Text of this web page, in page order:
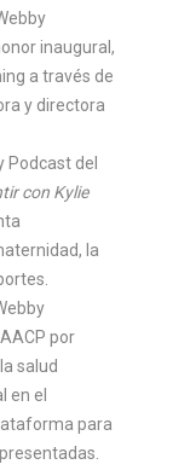
inaugural,
a través de
y directora
Podcast del
con Kylie
la
por
salud
en el
para